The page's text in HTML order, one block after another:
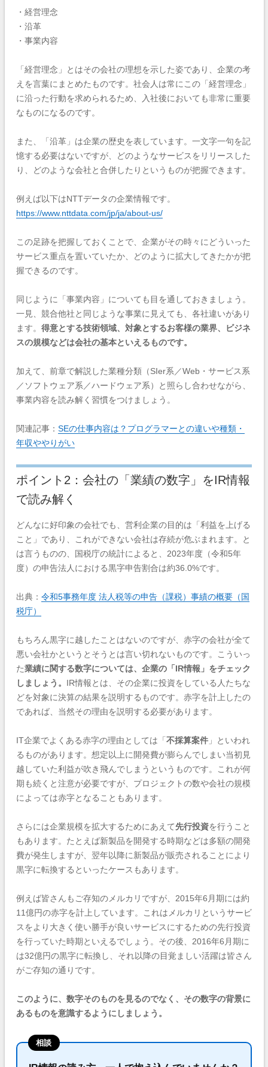
・経営理念
・沿革
・事業内容
「経営理念」とはその会社の理想を示した姿であり、企業の考
えを言葉にまとめたものです。社会人は常にこの「経営理念」
に沿った行動を求められるため、入社後においても非常に重要
なものになるのです。
また、「沿革」は企業の歴史を表しています。一文字一句を記
憶する必要はないですが、どのようなサービスをリリースした
り、どのような会社と合併したりというものが把握できます。
例えば以下はNTTデータの企業情報です。
https://www.nttdata.com/jp/ja/about-us/
この足跡を把握しておくことで、企業がその時々にどういった
サービス重点を置いていたか、どのように拡大してきたかが把
握できるのです。
同じように「事業内容」についても目を通しておきましょう。
一見、競合他社と同じような事業に見えても、各社違いがあり
ます。 得意とする技術領域、対象とするお客様の業界、ビジネ
スの規模などは会社の基本といえるものです。
加えて、前章で解説した業種分類（SIer系／Web・サービス系
／ソフトウェア系／ハードウェア系）と照らし合わせながら、
事業内容を読み解く習慣をつけましょう。
関連記事： SEの仕事内容は？プログラマーとの違いや種類・
年収ややりがい
ポイント2：会社の「業績の数字」をIR情報
で読み解く
どんなに好印象の会社でも、営利企業の目的は「利益を上げる
こと」であり、これができない会社は存続が危ぶまれます。と
は言うものの、国税庁の統計によると、2023年度（令和5年
度）の申告法人における黒字申告割合は約36.0%です。
出典： 令和5事務年度 法人税等の申告（課税）事績の概要（国
税庁）
もちろん黒字に越したことはないのですが、赤字の会社が全て
悪い会社かというとそうとは言い切れないものです。こういっ
た業績に関する数字については、企業の「IR情報」をチェック
しましょう。 IR情報とは、その企業に投資をしている人たちな
どを対象に決算の結果を説明するものです。赤字を計上したの
であれば、当然その理由を説明する必要があります。
IT企業でよくある赤字の理由としては「 不採算案件」といわれ
るものがあります。想定以上に開発費が膨らんでしまい当初見
越していた利益が吹き飛んでしまうというものです。これが何
期も続くと注意が必要ですが、プロジェクトの数や会社の規模
によっては赤字となることもあります。
さらには企業規模を拡大するためにあえて先行投資を行うこと
もあります。たとえば新製品を開発する時期などは多額の開発
費が発生しますが、翌年以降に新製品が販売されることにより
黒字に転換するといったケースもあります。
例えば皆さんもご存知のメルカリですが、2015年6月期には約
11億円の赤字を計上しています。これはメルカリというサービ
スをより大きく使い勝手が良いサービスにするための先行投資
を行っていた時期といえるでしょう。その後、2016年6月期に
は32億円の黒字に転換し、それ以降の目覚ましい活躍は皆さん
がご存知の通りです。
このように、数字そのものを見るのでなく、その数字の背景に
あるものを意識するようにしましょう。
相談